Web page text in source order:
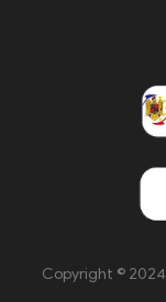
Copyright © 2024